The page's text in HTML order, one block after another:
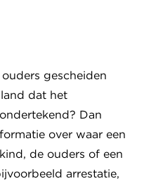
gescheiden
dat het
Dan
over waar een
de ouders of een
arrestatie,